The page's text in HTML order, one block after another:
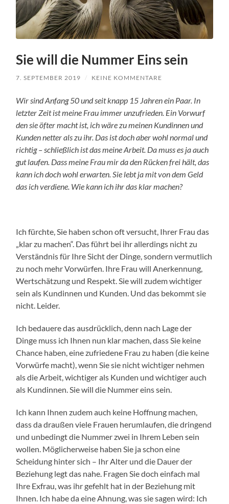
Sie will die Nummer Eins sein
7. SEPTEMBER 2019 / KEINE KOMMENTARE
Wir sind Anfang 50 und seit knapp 15 Jahren ein Paar. In
letzter Zeit ist meine Frau immer unzufrieden. Ein Vorwurf
den sie öfter macht ist, ich wäre zu meinen Kundinnen und
Kunden netter als zu ihr. Das ist doch aber wohl normal und
richtig – schließlich ist das meine Arbeit. Da muss es ja auch
gut laufen. Dass meine Frau mir da den Rücken frei hält, das
kann ich doch wohl erwarten. Sie lebt ja mit von dem Geld
das ich verdiene. Wie kann ich ihr das klar machen?
Ich fürchte, Sie haben schon oft versucht, Ihrer Frau das
„klar zu machen“. Das führt bei ihr allerdings nicht zu
Verständnis für Ihre Sicht der Dinge, sondern vermutlich
zu noch mehr Vorwürfen. Ihre Frau will Anerkennung,
Wertschätzung und Respekt. Sie will zudem wichtiger
sein als Kundinnen und Kunden. Und das bekommt sie
nicht. Leider.
Ich bedauere das ausdrücklich, denn nach Lage der
Dinge muss ich Ihnen nun klar machen, dass Sie keine
Chance haben, eine zufriedene Frau zu haben (die keine
Vorwürfe macht), wenn Sie sie nicht wichtiger nehmen
als die Arbeit, wichtiger als Kunden und wichtiger auch
als Kundinnen. Sie will die Nummer eins sein.
Ich kann Ihnen zudem auch keine Hoffnung machen,
dass da draußen viele Frauen herumlaufen, die dringend
und unbedingt die Nummer zwei in Ihrem Leben sein
wollen. Möglicherweise haben Sie ja schon eine
Scheidung hinter sich – Ihr Alter und die Dauer der
Beziehung legt das nahe. Fragen Sie doch einfach mal
Ihre Exfrau, was ihr gefehlt hat in der Beziehung mit
Ihnen. Ich habe da eine Ahnung, was sie sagen wird: Ich